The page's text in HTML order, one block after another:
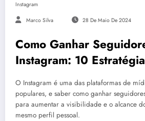
Instagram
Marco Silva 28 De Maio De 2024
Como Ganhar
Instagram: 10
O Instagram é uma das plataformas de
populares, e saber como ganhar
para aumentar a visibilidade e o alcance
mesmo perfil pessoal.